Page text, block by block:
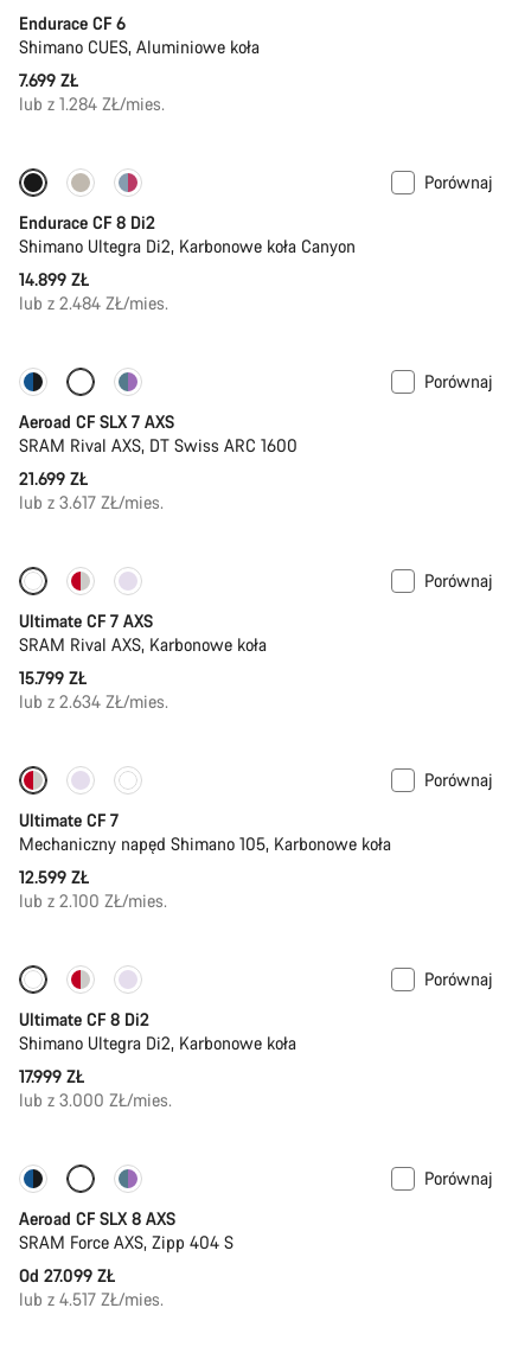
Endurace CF 6
Shimano CUES, Aluminiowe koła
7.699 ZŁ
lub z 1.284 ZŁ/mies.
Porównaj
Endurace CF 8 Di2
Shimano Ultegra Di2, Karbonowe koła Canyon
14.899 ZŁ
lub z 2.484 ZŁ/mies.
Nowa dostawa
Porównaj
Aeroad CF SLX 7 AXS
SRAM Rival AXS, DT Swiss ARC 1600
21.699 ZŁ
lub z 3.617 ZŁ/mies.
Porównaj
Ultimate CF 7 AXS
SRAM Rival AXS, Karbonowe koła
15.799 ZŁ
lub z 2.634 ZŁ/mies.
Nowa dostawa
Porównaj
Ultimate CF 7
Mechaniczny napęd Shimano 105, Karbonowe koła
12.599 ZŁ
lub z 2.100 ZŁ/mies.
Nowa dostawa
Porównaj
Ultimate CF 8 Di2
Shimano Ultegra Di2, Karbonowe koła
17.999 ZŁ
lub z 3.000 ZŁ/mies.
Skonfiguruj
Porównaj
Aeroad CF SLX 8 AXS
SRAM Force AXS, Zipp 404 S
Od 27.099 ZŁ
lub z 4.517 ZŁ/mies.